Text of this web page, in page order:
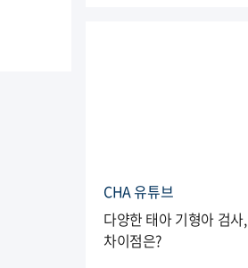
CHA 유튜브
다양한 태아 기형아 검사,
차이점은?